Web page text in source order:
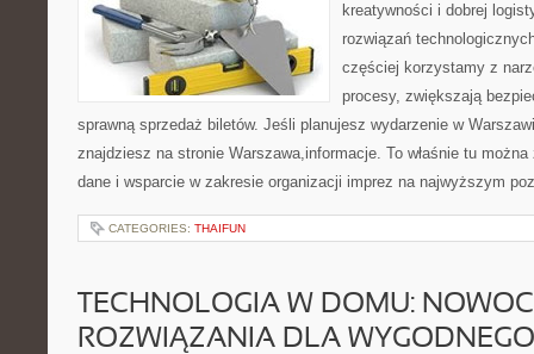
kreatywności i dobrej
rozwiązań
częściej korzystamy z
procesy, zwiększają
sprawną sprzedaż biletów. Jeśli planujesz wydarzenie w
znajdziesz na stronie Warszawa,informacje. To właśnie tu
dane i wsparcie w zakresie organizacji imprez na najwyższym
CATEGORIES: THAIFUN
TECHNOLOGIA W DOMU:
ROZWIĄZANIA DLA